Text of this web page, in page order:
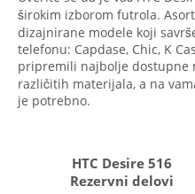
širokim izborom futrola.
dizajnirane modele koji
telefonu: Capdase, Chic, K
pripremili najbolje dostupne
različitih materijala, a na
je potrebno.
HTC Desire 516
Rezervni delovi